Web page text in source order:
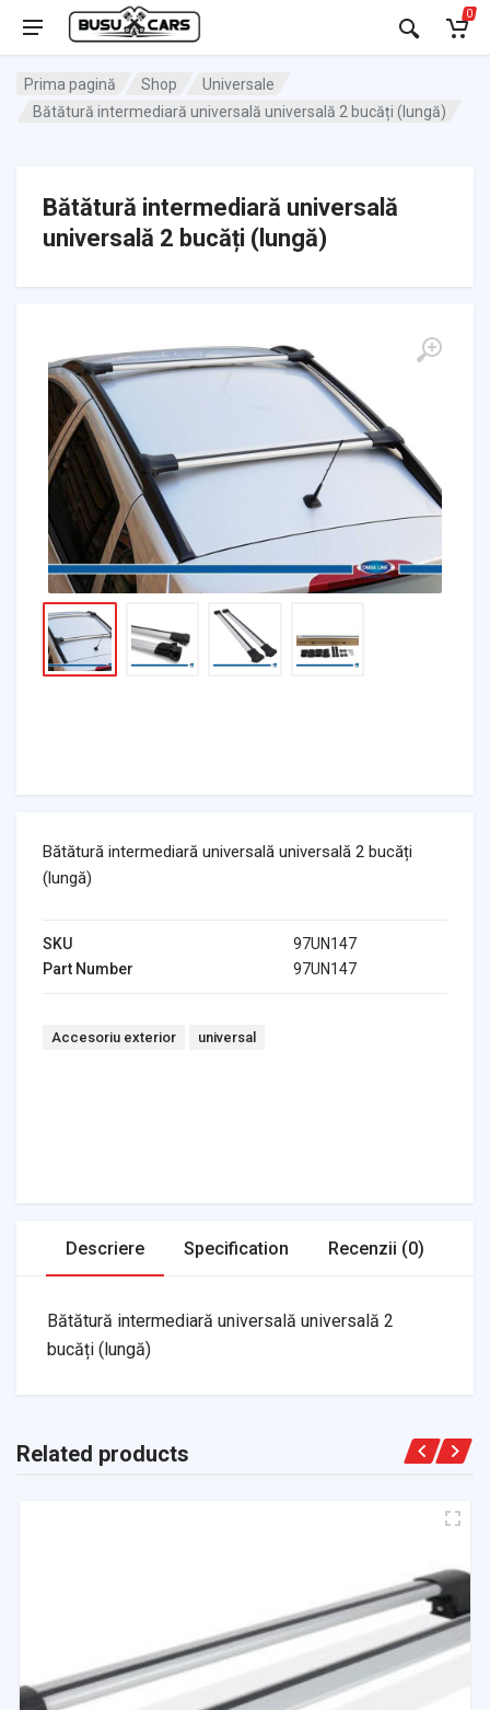
0
Prima pagină Shop
Universale
Bătătură intermediară universală universală 2 bucăți (lungă)
Bătătură intermediară universală
universală 2 bucăți (lungă)
Bătătură intermediară universală universală 2 bucăți
(lungă)
SKU
97UN147
Part Number
97UN147
Tags:
Accesoriu exterior universal
Descriere Specification Recenzii (0)
Bătătură intermediară universală universală 2
bucăți (lungă)
Related products